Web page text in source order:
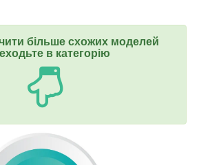
більше схожих моделей
в категорію